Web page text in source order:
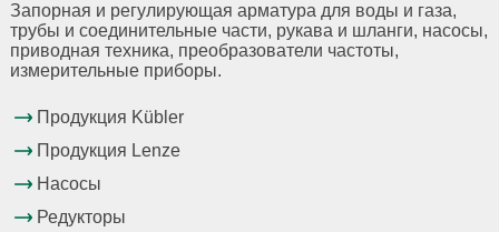
Запорная и регулирующая арматура для воды и газа,
трубы и соединительные части, рукава и шланги, насосы,
приводная техника, преобразователи частоты,
измерительные приборы.
Продукция Kübler
Продукция Lenze
Насосы
Редукторы